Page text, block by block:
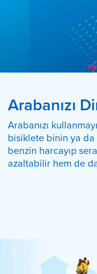
Arabanızı
Arabanızı
bisiklete binin ya
benzin harcayıp sera
azaltabilir hem de